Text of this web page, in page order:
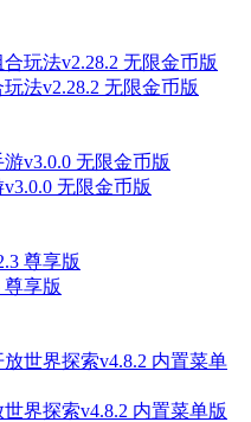
法v2.28.2 无限金币版
无限金币版
享版
界探索v4.8.2 内置菜单版